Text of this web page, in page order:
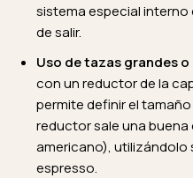
sistema especial
de salir.
Uso de tazas grandes o
con un reductor de la
permite definir el
reductor sale una
americano), utilizándolo
espresso.